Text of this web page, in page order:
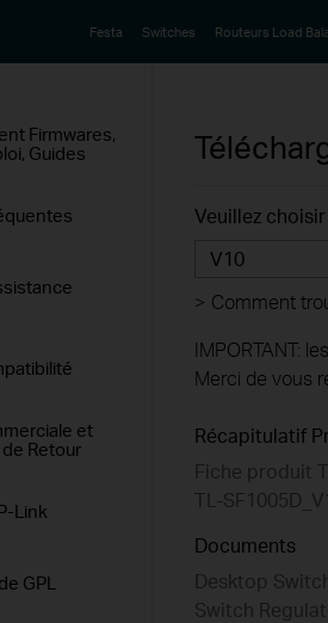
Festa Switches Routeurs Load
Firmwares,
Guides
et
Retour
Link
GPL
Veuillez
V10
> Comment
IMPORTANT:
Merci de vous
Récapitulatif
Fiche produit
TL-
Documents
Desktop
Switch